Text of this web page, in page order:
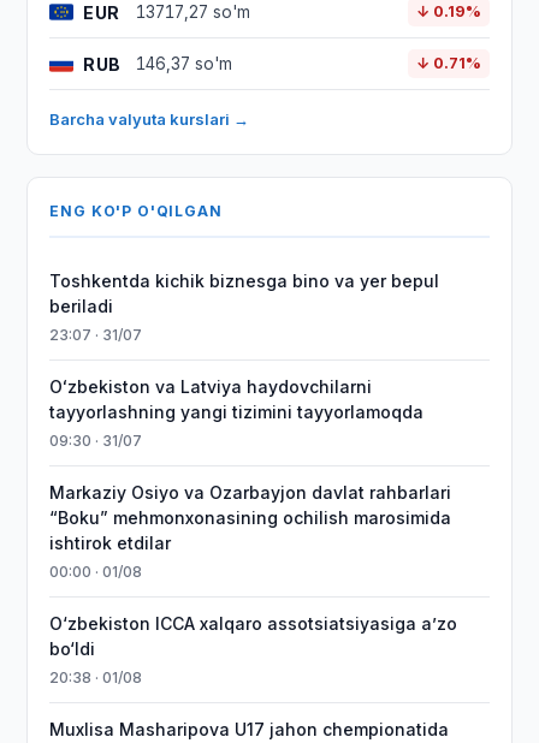
EUR 13717,27 so'm ↓ 0.19%
RUB 146,37 so'm ↓ 0.71%
Barcha valyuta kurslari →
ENG KO'P O'QILGAN
Toshkentda kichik biznesga bino va yer bepul
beriladi
23:07 · 31/07
Oʻzbekiston va Latviya haydovchilarni
tayyorlashning yangi tizimini tayyorlamoqda
09:30 · 31/07
Markaziy Osiyo va Ozarbayjon davlat rahbarlari
“Boku” mehmonxonasining ochilish marosimida
ishtirok etdilar
00:00 · 01/08
O‘zbekiston ICCA xalqaro assotsiatsiyasiga aʼzo
bo‘ldi
20:38 · 01/08
Muxlisa Masharipova U17 jahon chempionatida